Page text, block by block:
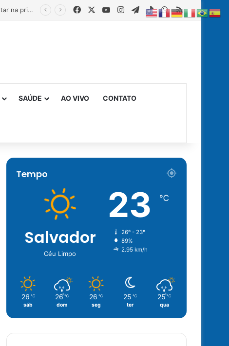
Estado fortalece creches comunitárias com equipamentos para ampliar a segurança alimentar na primeira infância FacebookYouTubeInstagram
Telegram
TikTokWhatsApp
RSS
SAÚDE AO VIVO CONTATO
Tempo
Salvador
Céu Limpo
23 ℃
26º - 23º
89%
2.95 km/h
26 ℃
sáb
26 ℃
dom
26 ℃
seg
25 ℃
ter
25 ℃
qua